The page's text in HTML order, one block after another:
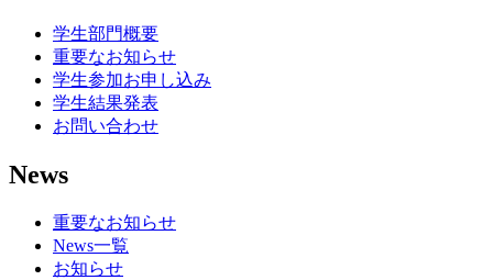
学生部門概要
重要なお知らせ
学生参加お申し込み
学生結果発表
お問い合わせ
News
重要なお知らせ
News一覧
お知らせ